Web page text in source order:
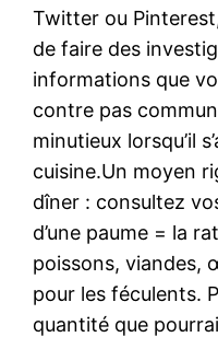
Twitter ou
de faire des
informations que
contre pas
minutieux lorsqu’il
cuisine.Un moyen
dîner : consultez
d’une paume = la
poissons, viandes,
pour les féculents.
quantité que